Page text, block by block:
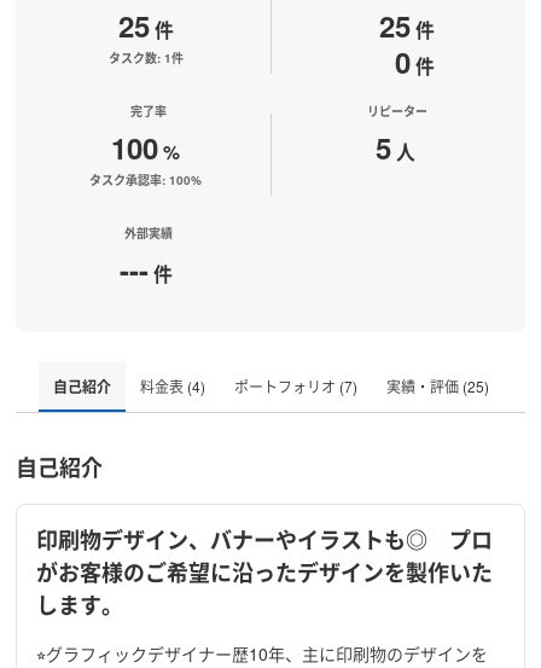
25件
タスク数: 1件
25件
0件
完了率
100%
タスク承認率: 100%
リピーター
5 人
外部実績
---件
自己紹介 料金表 (4) ポートフォリオ (7) 実績・評価 (25)
自己紹介
印刷物デザイン、バナーやイラストも◎ プロ
がお客様のご希望に沿ったデザインを製作いた
します。
⭐︎グラフィックデザイナー歴10年、主に印刷物のデザインを